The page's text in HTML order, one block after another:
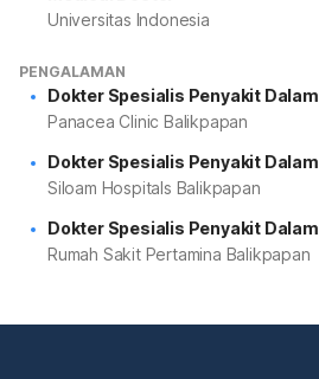
Universitas Indonesia
PENGALAMAN
Dokter Spesialis Penyakit Dalam
Panacea Clinic Balikpapan
Dokter Spesialis Penyakit Dalam
Siloam Hospitals Balikpapan
Dokter Spesialis Penyakit Dalam
Rumah Sakit Pertamina Balikpapan